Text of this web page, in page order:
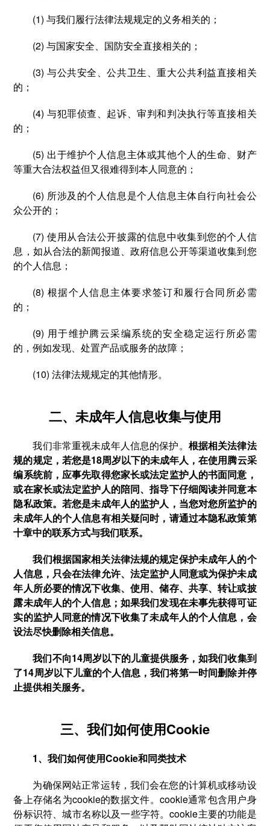
(1) 与我们履行法律法规规定的义务相关的；
(2) 与国家安全、国防安全直接相关的；
(3) 与公共安全、公共卫生、重大公共利益直接相关
的；
(4) 与犯罪侦查、起诉、审判和判决执行等直接相关
的；
(5) 出于维护个人信息主体或其他个人的生命、财产
等重大合法权益但又很难得到本人同意的；
(6) 所涉及的个人信息是个人信息主体自行向社会公
众公开的；
(7) 使用从合法公开披露的信息中收集到您的个人信
息，如从合法的新闻报道、政府信息公开等渠道收集到您
的个人信息；
(8) 根据个人信息主体要求签订和履行合同所必需
的；
(9) 用于维护腾云采编系统的安全稳定运行所必需
的，例如发现、处置产品或服务的故障；
(10) 法律法规规定的其他情形。
二、未成年人信息收集与使用
我们非常重视未成年人信息的保护。 根据相关法律法
规的规定，若您是18周岁以下的未成年人，在使用腾云采
编系统前，应事先取得您家长或法定监护人的书面同意，
或在家长或法定监护人的陪同、指导下仔细阅读并同意本
隐私政策。若您是未成年人的监护人，当您对您所监护的
未成年人的个人信息有相关疑问时，请通过本隐私政策第
十章中的联系方式与我们联系。
我们根据国家相关法律法规的规定保护未成年人的个
人信息，只会在法律允许、法定监护人同意或为保护未成
年人所必要的情况下收集、使用、储存、共享、转让或披
露未成年人的个人信息；如果我们发现在未事先获得可证
实的监护人同意的情况下收集了未成年人的个人信息，会
设法尽快删除相关信息。
我们不向14周岁以下的儿童提供服务，如我们收集到
了14周岁以下儿童的个人信息，我们将第一时间删除并停
止提供相关服务。
三、我们如何使用Cookie
1、我们如何使用Cookie和同类技术
为确保网站正常运转，我们会在您的计算机或移动设
备上存储名为cookie的数据文件。cookie通常包含用户身
份标识符、城市名称以及一些字符。cookie主要的功能是